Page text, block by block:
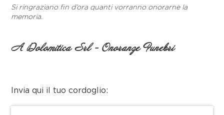
Si ringraziano fin d’ora quanti vorranno onorarne la
memoria.
A Dolomitica Srl - Onoranze Funebri
Invia qui il tuo cordoglio: